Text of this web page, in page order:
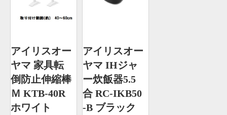
アイリスオー
ヤマ 家具転
倒防止伸縮棒
Ｍ KTB-40R
ホワイト
アイリスオー
ヤマ IHジャ
ー炊飯器5.5
合 RC-IKB50
-B ブラック